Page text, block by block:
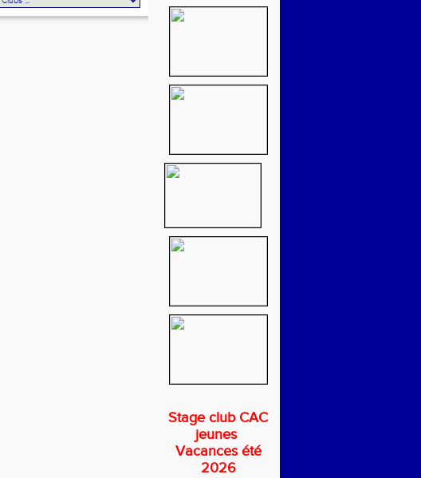
Stage club CAC
jeunes
Vacances été
2026